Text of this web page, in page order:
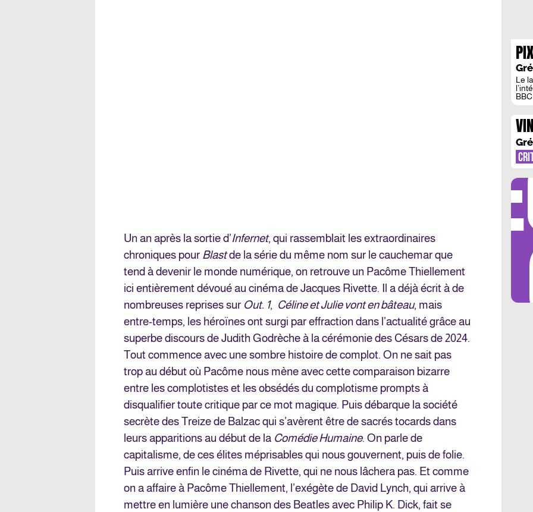
Un an après la sortie d’Infernet, qui rassemblait les extraordinaires
chroniques pour Blastde la série du même nom sur le cauchemar que
tend à devenir le monde numérique, on retrouve un Pacôme Thiellement
ici entièrement dévoué au cinéma de Jacques Rivette. Il a déjà écrit à de
nombreuses reprises sur Out. 1, Céline et Julie vont en bâteau, mais
entre-temps, les héroïnes ont surgi par effraction dans l’actualité grâce au
superbe discours de Judith Godrèche à la cérémonie des Césars de 2024.
Tout commence avec une sombre histoire de complot. On ne sait pas
trop au début où Pacôme nous mène avec cette comparaison bizarre
entre les complotistes et les obsédés du complotisme prompts à
disqualifier toute critique par ce mot magique. Puis débarque la société
secrète des Treize de Balzac qui s’avèrent être de sacrés tocards dans
leurs apparitions au début de la Comédie Humaine. On parle de
capitalisme, de ces élites méprisables qui nous gouvernent, puis de folie.
Puis arrive enfin le cinéma de Rivette, qui ne nous lâchera pas. Et comme
on a affaire à Pacôme Thiellement, l’exégète de David Lynch, qui arrive à
mettre en lumière une chanson des Beatles avec Philip K. Dick, fait se
Le